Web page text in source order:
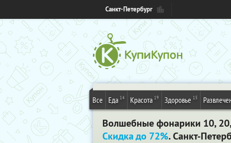
Санкт-Петербург
Все Еда 14 Красота 19 Здоровье 15
Волшебные фонарики 10,
Скидка до 72%. Санкт-